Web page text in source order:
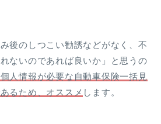
後のしつこい勧誘などがなく、不
ないのであれば良いか」と思うの
個人情報が必要な自動車保険一括見
るため、オススメ します。